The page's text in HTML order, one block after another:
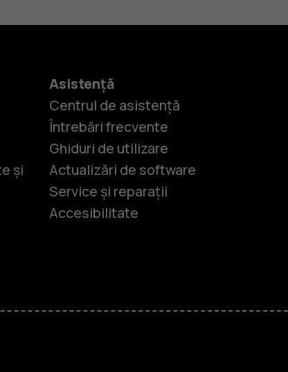
uri
și
Asistență
Centrul de asistență
Întrebări frecvente
Ghiduri de utilizare
Actualizări de software
Service și reparații
Accesibilitate